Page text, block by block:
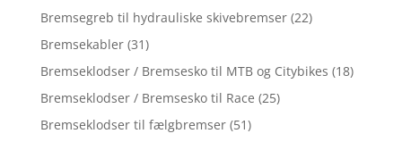
Bremsegreb til hydrauliske skivebremser (22)
Bremsekabler (31)
Bremseklodser / Bremsesko til MTB og Citybikes (18)
Bremseklodser / Bremsesko til Race (25)
Bremseklodser til fælgbremser (51)